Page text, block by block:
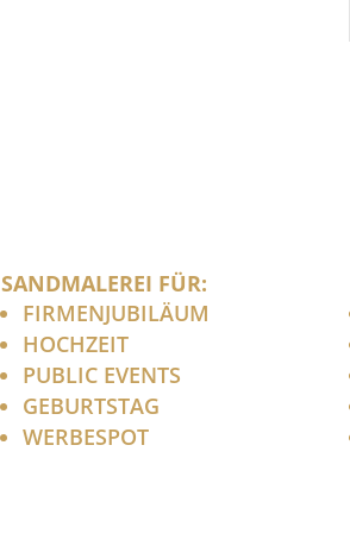
SANDMALEREI FÜR:
FIRMENJUBILÄUM
HOCHZEIT
PUBLIC EVENTS
GEBURTSTAG
WERBESPOT